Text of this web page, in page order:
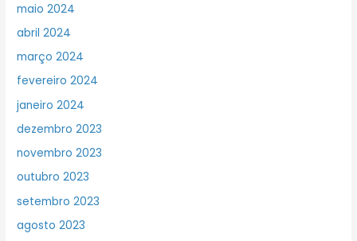
maio 2024
abril 2024
março 2024
fevereiro 2024
janeiro 2024
dezembro 2023
novembro 2023
outubro 2023
setembro 2023
agosto 2023